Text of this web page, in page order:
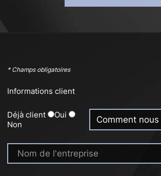
* Champs obligatoires
Informations client
Déjà client
Oui
Non
Nom de l'entreprise